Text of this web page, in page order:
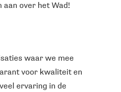
over het Wad!
waar we mee
voor kwaliteit en
ervaring in de